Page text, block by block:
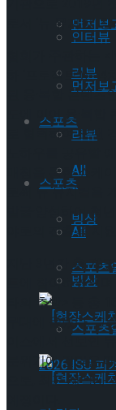
먼저보
리뷰
스포츠
All
빙상
스포츠
인터뷰
먼저보
리뷰
스포츠
All
빙상
스포츠
로서 ‘뉴 뮤지컬’
하 ‘프로젝트’)는
된 융·복합 콘텐
도에 이어 융·복
로 협력하여 오랜
매칭을 통한 쇼케
로써 뉴 뮤지컬을
발굴·양성하여 청
야로의 진출을 지원
지난 3년간 총 79
트에 참여하였으
타의 추방> 등 총
무대에 올랐다.
이스에서 선보인
분위기에 걸맞은
으로, 최근 제작